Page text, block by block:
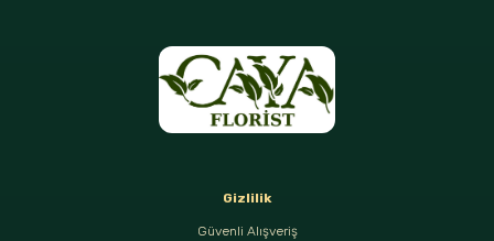
Gizlilik
Güvenli Alışveriş